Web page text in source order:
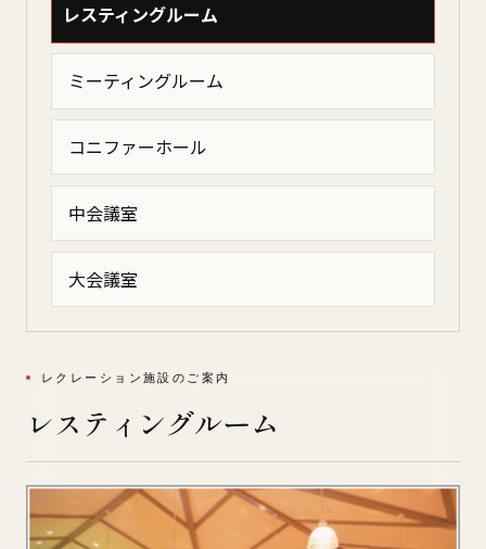
レクレーション施設のご案内
レスティングルーム
レスティングルーム
ミーティングルーム
コニファーホール
中会議室
大会議室